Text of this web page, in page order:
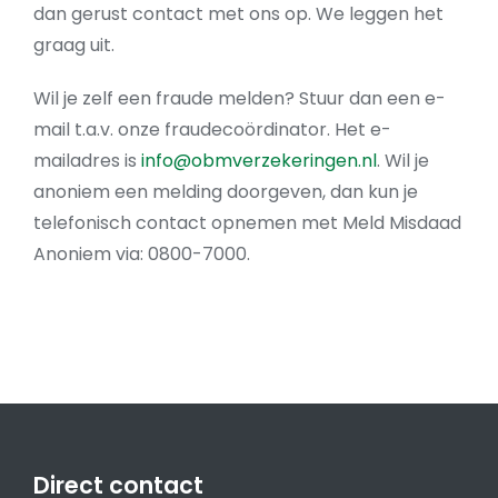
dan gerust contact met ons op. We leggen het
graag uit.
Wil je zelf een fraude melden? Stuur dan een e-
mail t.a.v. onze fraudecoördinator. Het e-
mailadres is info@obmverzekeringen.nl. Wil je
anoniem een melding doorgeven, dan kun je
telefonisch contact opnemen met Meld Misdaad
Anoniem via: 0800-7000.
Direct contact